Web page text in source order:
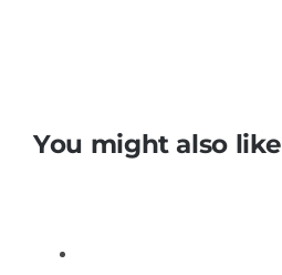
You might also like